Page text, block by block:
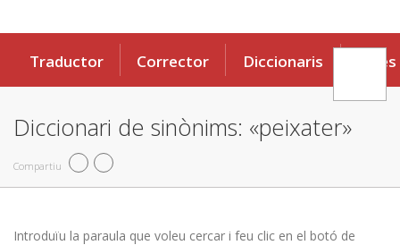
Traductor Corrector Diccionaris Eines
Diccionari de sinònims: «peixater»
Compartiu
Introduïu la paraula que voleu cercar i feu clic en el botó de